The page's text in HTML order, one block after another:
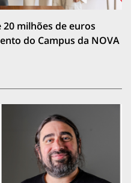
milhões de euros
do Campus da NOVA